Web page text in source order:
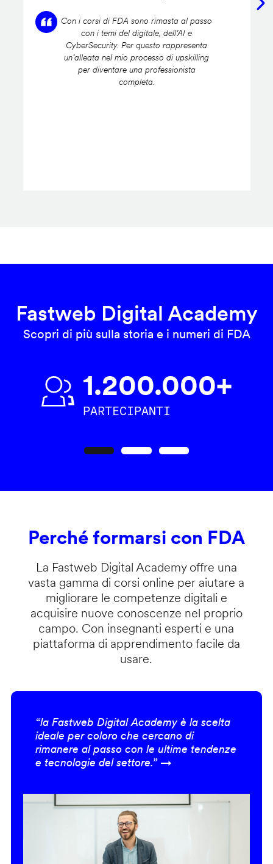
Con i corsi di FDA sono rimasta al passo
con i temi del digitale, dell’AI e
CyberSecurity. Per questo rappresenta
un’alleata nel mio processo di upskilling
per diventare una professionista
completa.
Fastweb Digital Academy
Scopri di più sulla storia e i numeri di FDA
1.200.000+
PARTECIPANTI
Perché formarsi con FDA
La Fastweb Digital Academy offre una
vasta gamma di corsi online per aiutare a
migliorare le competenze digitali e
acquisire nuove conoscenze nel proprio
campo. Con insegnanti esperti e una
piattaforma di apprendimento facile da
usare.
“la Fastweb Digital Academy è la scelta
ideale per coloro che cercano di
rimanere al passo con le ultime tendenze
e tecnologie del settore.” →